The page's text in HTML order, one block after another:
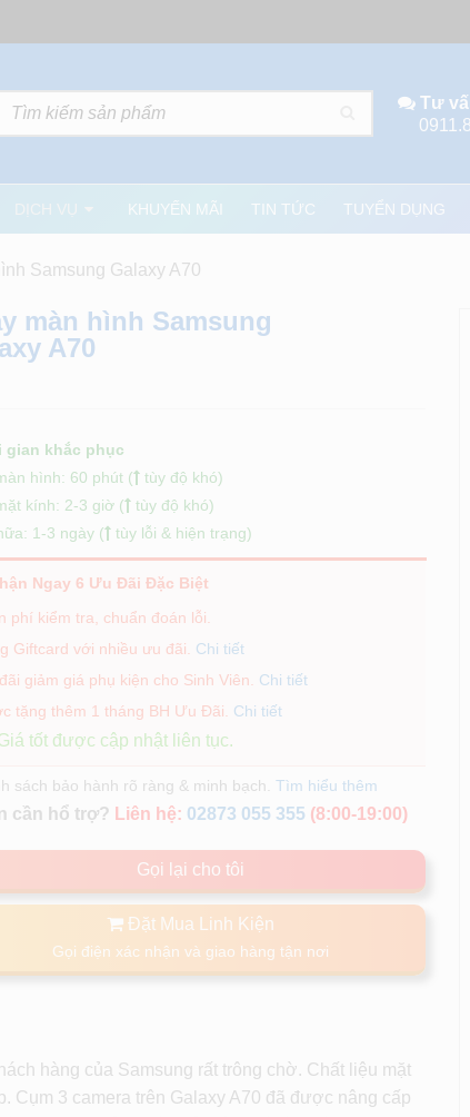
Tư
DỊCH VỤ KHUYẾN MÃI TIN TỨC TUYỂN DỤNG
Samsung Galaxy A70
màn hình Samsung
A70
gian khắc phục
hình: 60 phút (
tùy độ khó)
kính: 2-3 giờ (
tùy độ khó)
1-3 ngày (
tùy lỗi & hiện trạng)
Ngay 6 Ưu Đãi Đặc Biệt
phí kiểm tra, chuẩn đoán lỗi.
Giftcard với nhiều ưu đãi. Chi tiết
giảm giá phụ kiện cho Sinh Viên. Chi tiết
tặng thêm 1 tháng BH Ưu Đãi. Chi tiết
tốt được cập nhật liên tục.
sách bảo hành rõ ràng & minh bạch.Tìm hiểu thêm
cần hổ trợ? Liên hệ: 02873 055 355 (8:00-19:00)
Gọi lại cho tôi
Đặt Mua Linh Kiện
Gọi điện xác nhận và giao hàng tận nơi
hàng của Samsung rất trông chờ. Chất liệu mặt
Cụm 3 camera trên Galaxy A70 đã được nâng cấp